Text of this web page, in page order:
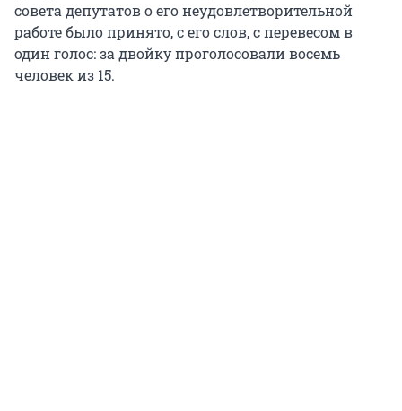
совета депутатов о его неудовлетворительной
работе было принято, с его слов, с перевесом в
один голос: за двойку проголосовали восемь
человек из 15.